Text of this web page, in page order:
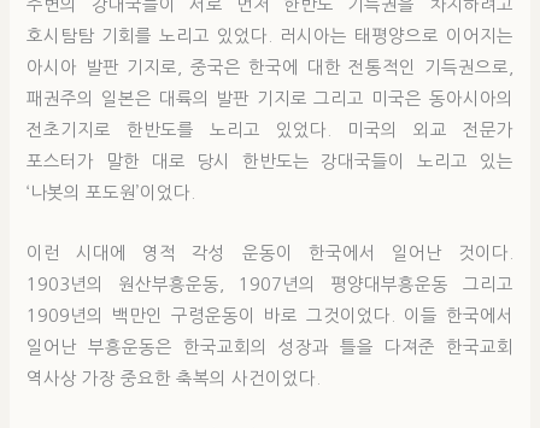
주변의 강대국들이 서로 먼저 한반도 기득권을 차지하려고
호시탐탐 기회를 노리고 있었다. 러시아는 태평양으로 이어지는
아시아 발판 기지로, 중국은 한국에 대한 전통적인 기득권으로,
패권주의 일본은 대륙의 발판 기지로 그리고 미국은 동아시아의
전초기지로 한반도를 노리고 있었다. 미국의 외교 전문가
포스터가 말한 대로 당시 한반도는 강대국들이 노리고 있는
‘나봇의 포도원’이었다.
이런 시대에 영적 각성 운동이 한국에서 일어난 것이다.
1903년의 원산부흥운동, 1907년의 평양대부흥운동 그리고
1909년의 백만인 구령운동이 바로 그것이었다. 이들 한국에서
일어난 부흥운동은 한국교회의 성장과 틀을 다져준 한국교회
역사상 가장 중요한 축복의 사건이었다.